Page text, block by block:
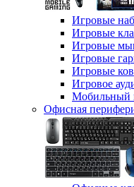
Игровые
Игровые
Игровые
Игровые
Игровые
Игровое
Мобильный
Офисная